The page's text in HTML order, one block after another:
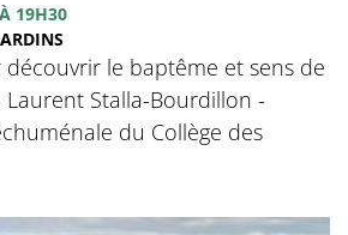
À 19H30
le baptême et sens de
Laurent Stalla-Bourdillon -
du Collège des